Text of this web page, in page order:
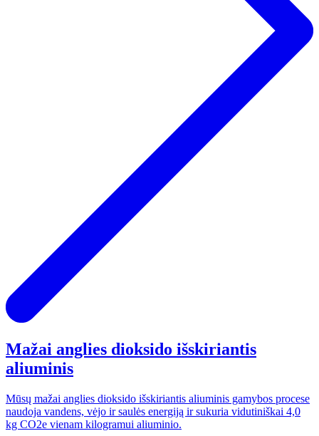
Mažai anglies dioksido išskiriantis
aliuminis
Mūsų mažai anglies dioksido išskiriantis aliuminis gamybos procese
naudoja vandens, vėjo ir saulės energiją ir sukuria vidutiniškai 4,0
kg CO2e vienam kilogramui aliuminio.